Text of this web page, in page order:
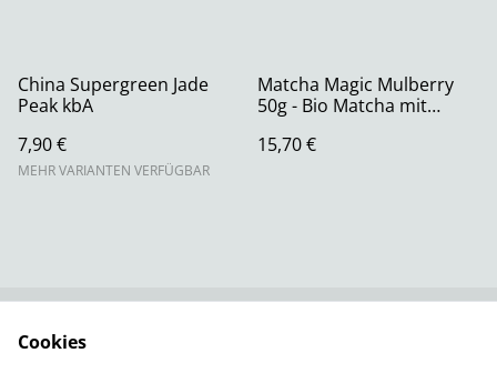
China Supergreen Jade
Peak kbA
7,90 €
MEHR VARIANTEN VERFÜGBAR
Matcha Magic Mulberry
50g - Bio Matcha mit
15,70 €
Cookies